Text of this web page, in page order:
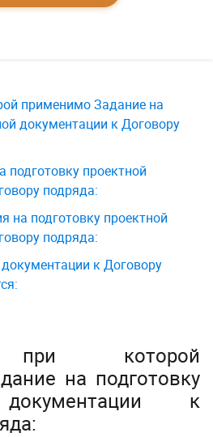
применимо Задание на
документации к Договору
проектной
подряда:
на подготовку проектной
подряда:
к Договору
при которой
на подготовку
к